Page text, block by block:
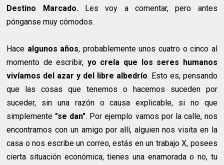
Destino Marcado. Les voy a comentar, pero antes
pónganse muy cómodos.
Hace algunos años, probablemente unos cuatro o cinco al
momento de escribir, yo creía que los seres humanos
vivíamos del azar y del libre albedrío. Esto es, pensando
que las cosas que tenemos o hacemos suceden por
suceder, sin una razón o causa explicable, si no que
simplemente "se dan". Por ejemplo vamos por la calle, nos
encontramos con un amigo por allí, alguien nos visita en la
casa o nos escribe un correo, estás en un trabajo X, posees
cierta situación económica, tienes una enamorada o no, tu